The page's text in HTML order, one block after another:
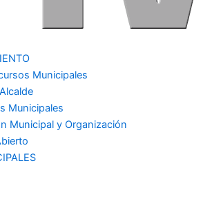
Municipales
Municipales
Municipal y Organización